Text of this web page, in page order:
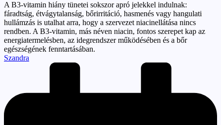
A B3-vitamin hiány tünetei sokszor apró jelekkel indulnak:
fáradtság, étvágytalanság, bőrirritáció, hasmenés vagy hangulati
hullámzás is utalhat arra, hogy a szervezet niacinellátása nincs
rendben. A B3-vitamin, más néven niacin, fontos szerepet kap az
energiatermelésben, az idegrendszer működésében és a bőr
egészségének fenntartásában.
Posted
Szandra